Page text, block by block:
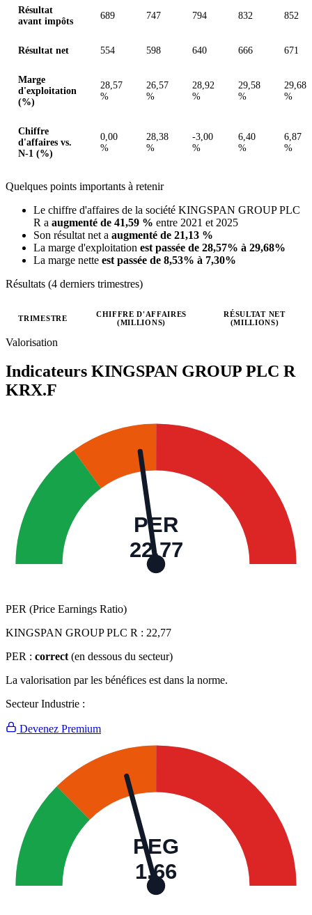
Résultat
avant impôts
689 747 794 832 852
Résultat net 554 598 640 666 671
Marge
d'exploitation
(%)
28,57
%
26,57
%
28,92
%
29,58
%
29,68
%
Chiffre
d'affaires vs.
N-1 (%)
0,00
%
28,38
%
-3,00
%
6,40
%
6,87
%
Quelques points importants à retenir
Le chiffre d'affaires de la société KINGSPAN GROUP PLC
R a augmenté de 41,59 % entre 2021 et 2025
Son résultat net a augmenté de 21,13 %
La marge d'exploitation est passée de 28,57% à 29,68%
La marge nette est passée de 8,53% à 7,30%
Résultats (4 derniers trimestres)
Valeurs trimestrielles en millions (euro)
TRIMESTRE
CHIFFRE D'AFFAIRES
(MILLIONS)
RÉSULTAT NET
(MILLIONS)
Valorisation
Indicateurs KINGSPAN GROUP PLC R
KRX.F
PER
22,77
PER (Price Earnings Ratio)
KINGSPAN GROUP PLC R : 22,77
PER : correct (en dessous du secteur)
La valorisation par les bénéfices est dans la norme.
Secteur Industrie :
Devenez Premium
PEG
1,66